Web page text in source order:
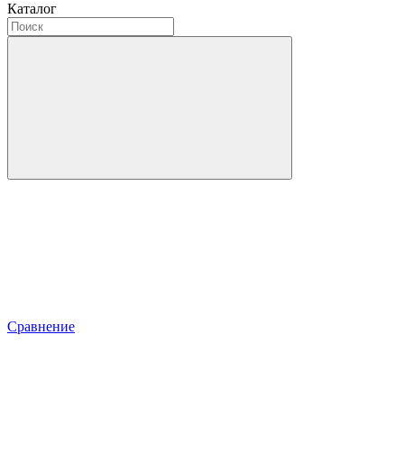
Каталог
Сравнение